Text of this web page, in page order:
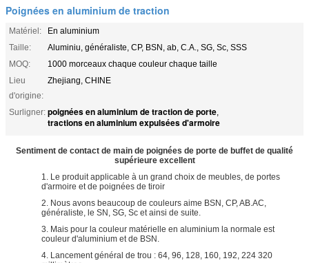
Poignées en aluminium de traction
Matériel:
En aluminium
Taille:
Aluminiu, généraliste, CP, BSN, ab, C.A., SG, Sc, SSS
MOQ:
1000 morceaux chaque couleur chaque taille
Lieu
d'origine:
Zhejiang, CHINE
Surligner: poignées en aluminium de traction de porte,
tractions en aluminium expulsées d'armoire
Sentiment de contact de main de poignées de porte de buffet de qualité
supérieure excellent
1. Le produit applicable à un grand choix de meubles, de portes
d'armoire et de poignées de tiroir
2. Nous avons beaucoup de couleurs aime BSN, CP, AB.AC,
généraliste, le SN, SG, Sc et ainsi de suite.
3. Mais pour la couleur matérielle en aluminium la normale est
couleur d'aluminium et de BSN.
4. Lancement général de trou : 64, 96, 128, 160, 192, 224 320